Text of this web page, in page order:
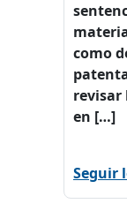
como
revisar
en […]
Seguir